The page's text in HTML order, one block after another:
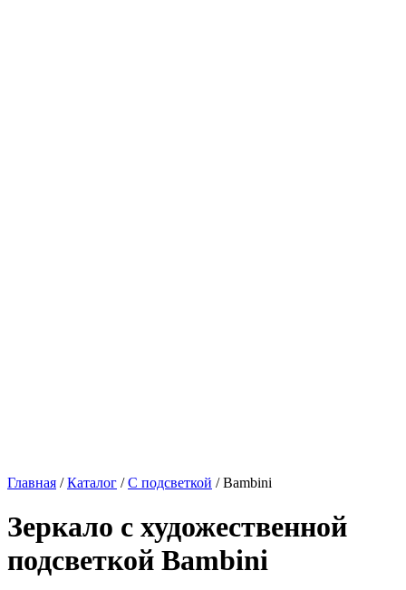
Главная /Каталог /С подсветкой /Bambini
Зеркало с художественной
подсветкой Bambini